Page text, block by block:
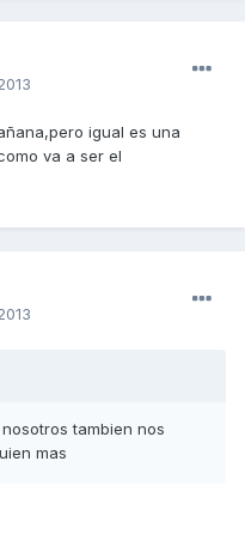
igual es una
va a ser el
tambien nos
mas